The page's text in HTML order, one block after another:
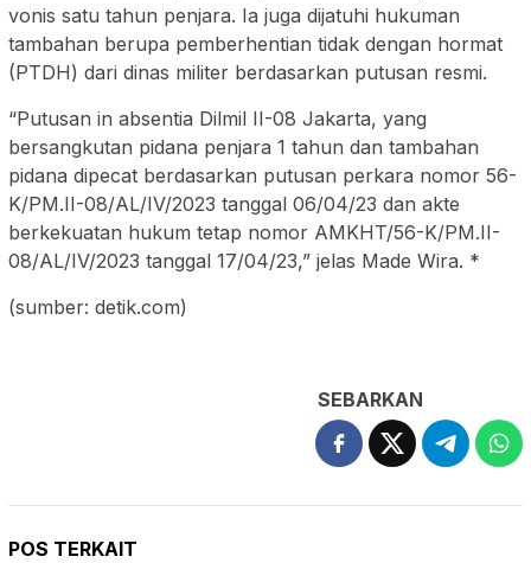
vonis satu tahun penjara. Ia juga dijatuhi hukuman
tambahan berupa pemberhentian tidak dengan hormat
(PTDH) dari dinas militer berdasarkan putusan resmi.
“Putusan in absentia Dilmil II-08 Jakarta, yang
bersangkutan pidana penjara 1 tahun dan tambahan
pidana dipecat berdasarkan putusan perkara nomor 56-
K/PM.II-08/AL/IV/2023 tanggal 06/04/23 dan akte
berkekuatan hukum tetap nomor AMKHT/56-K/PM.II-
08/AL/IV/2023 tanggal 17/04/23,” jelas Made Wira. *
(sumber: detik.com)
SEBARKAN
POS TERKAIT